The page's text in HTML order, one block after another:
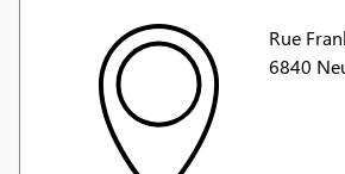
Rue
6840